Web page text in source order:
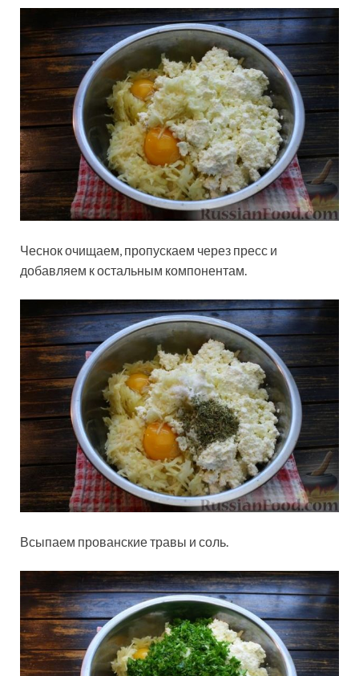
Чеснок очищаем, пропускаем через пресс и
добавляем к остальным компонентам.
Всыпаем прованские травы и соль.